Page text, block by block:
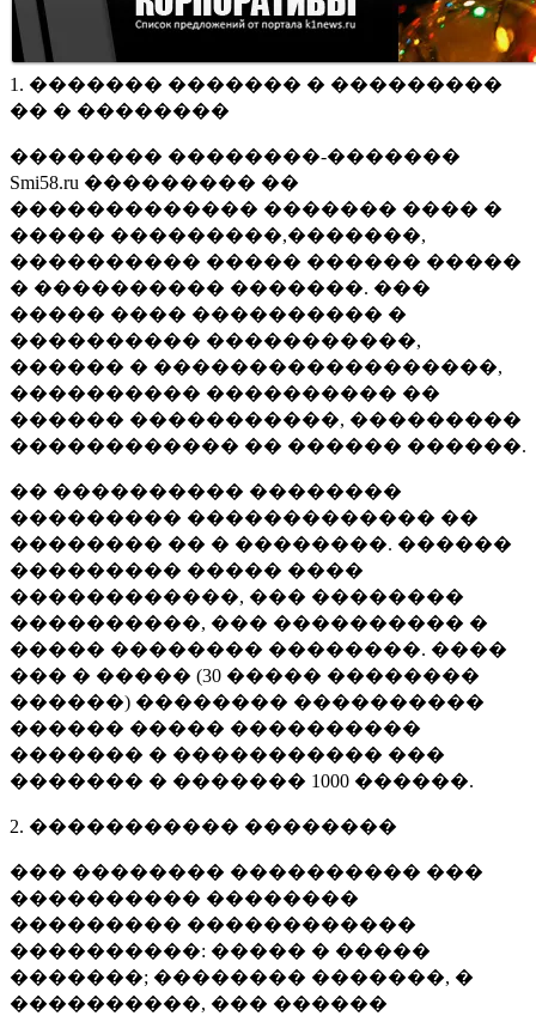
1. ������� ������� � ���������
�� � ��������
�������� ��������-�������
Smi58.ru ��������� ��
������������� ������� ���� �
����� ���������,�������,
���������� ����� ������ �����
� ���������� �������. ���
����� ���� ���������� �
���������� �����������,
������ � ������������������,
���������� ���������� ��
������ �����������, ���������
������������ �� ������ ������.
�� ���������� ��������
��������� ������������� ��
�������� �� � ��������. ������
��������� ����� ����
������������, ��� ��������
����������, ��� ���������� �
����� �������� ��������. ����
��� � ����� (30 ����� ��������
������) �������� ����������
������ ����� ����������
������� � ����������� ���
������� � ������� 1000 ������.
2. ����������� ��������
��� �������� ���������� ���
���������� ��������
��������� ������������
����������: ����� � �����
�������; �������� �������, �
����������, ��� ������